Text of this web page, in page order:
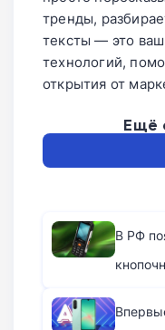
тренды,
тексты — это
технологий,
открытия от
Ещё
В РФ